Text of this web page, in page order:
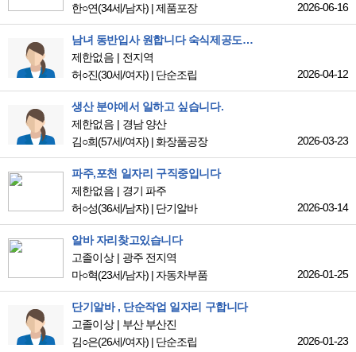
한○연(34세/남자) |제품포장 2026-06-16
남녀 동반입사 원합니다 숙식제공도 구합니다!
제한없음
전지역
허○진(30세/여자) | 단순조립 2026-04-12
생산 분야에서 일하고 싶습니다.
제한없음
경남 양산
김○희(57세/여자) | 화장품공장 2026-03-23
파주,포천 일자리 구직중입니다
제한없음
경기 파주
허○성(36세/남자) | 단기알바 2026-03-14
알바 자리찾고있습니다
고졸이상
광주 전지역
마○혁(23세/남자) | 자동차부품 2026-01-25
단기알바 , 단순작업 일자리 구합니다
고졸이상
부산 부산진
김○은(26세/여자) | 단순조립 2026-01-23